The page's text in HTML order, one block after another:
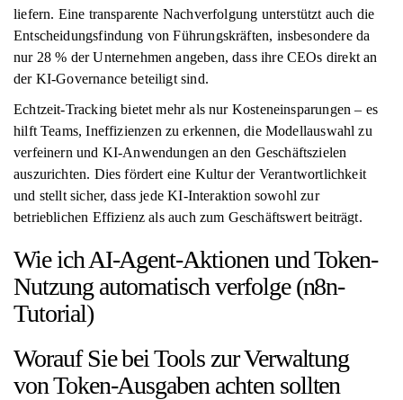
liefern. Eine transparente Nachverfolgung unterstützt auch die
Entscheidungsfindung von Führungskräften, insbesondere da
nur 28 % der Unternehmen angeben, dass ihre CEOs direkt an
der KI-Governance beteiligt sind.
Echtzeit-Tracking bietet mehr als nur Kosteneinsparungen – es
hilft Teams, Ineffizienzen zu erkennen, die Modellauswahl zu
verfeinern und KI-Anwendungen an den Geschäftszielen
auszurichten. Dies fördert eine Kultur der Verantwortlichkeit
und stellt sicher, dass jede KI-Interaktion sowohl zur
betrieblichen Effizienz als auch zum Geschäftswert beiträgt.
Wie ich AI-Agent-Aktionen und Token-
Nutzung automatisch verfolge (n8n-
Tutorial)
Worauf Sie bei Tools zur Verwaltung
von Token-Ausgaben achten sollten